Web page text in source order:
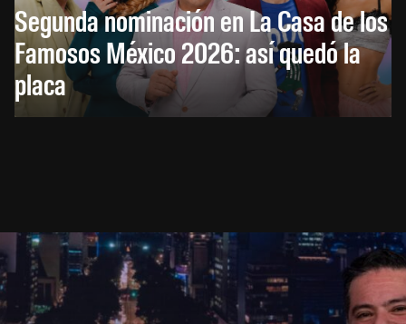
Segunda nominación en La Casa de los
Famosos México 2026: así quedó la
placa